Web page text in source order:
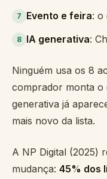
7 Evento e feira: o
8 IA generativa:
Ninguém usa os 8
comprador monta o
generativa já
mais novo da lista.
A NP Digital (2025)
mudança: 45% dos